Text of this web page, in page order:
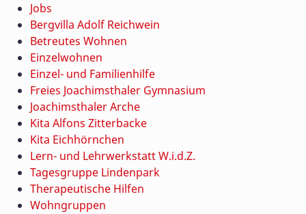
Jobs
Bergvilla Adolf Reichwein
Betreutes Wohnen
Einzelwohnen
Einzel- und Familienhilfe
Freies Joachimsthaler Gymnasium
Joachimsthaler Arche
Kita Alfons Zitterbacke
Kita Eichhörnchen
Lern- und Lehrwerkstatt W.i.d.Z.
Tagesgruppe Lindenpark
Therapeutische Hilfen
Wohngruppen